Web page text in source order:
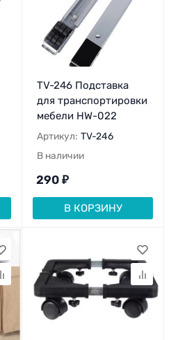
TV-246 Подставка
для транспортировки
мебели HW-022
Артикул: TV-246
В наличии
290 ₽
В КОРЗИНУ